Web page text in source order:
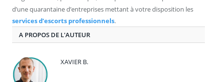
d’une quarantaine d’entreprises mettant à votre disposition les
services d’escorts professionnels.
A PROPOS DE L'AUTEUR
XAVIER B.